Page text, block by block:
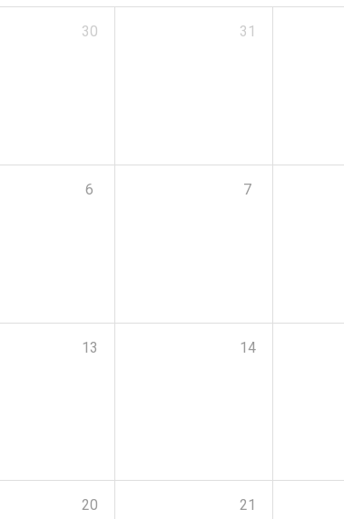
30 31
6 7
13 14
20 21